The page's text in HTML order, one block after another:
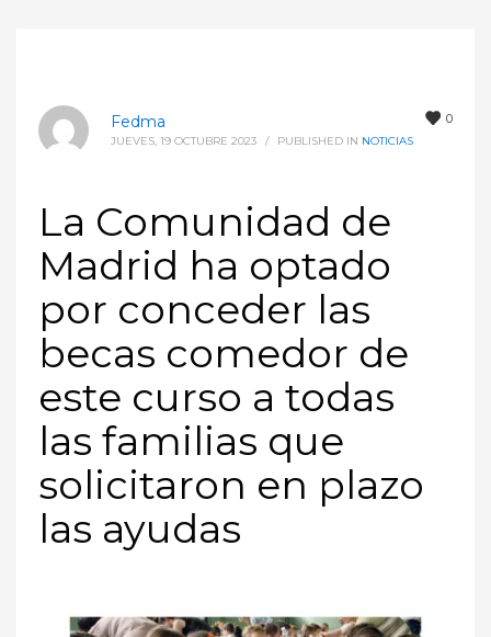
0
Fedma
JUEVES, 19 OCTUBRE 2023 / PUBLISHED IN NOTICIAS
La Comunidad de
Madrid ha optado
por conceder las
becas comedor de
este curso a todas
las familias que
solicitaron en plazo
las ayudas